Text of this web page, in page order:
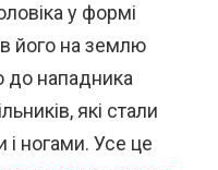
у формі
його на землю
до нападника
які стали
ногами. Усе це